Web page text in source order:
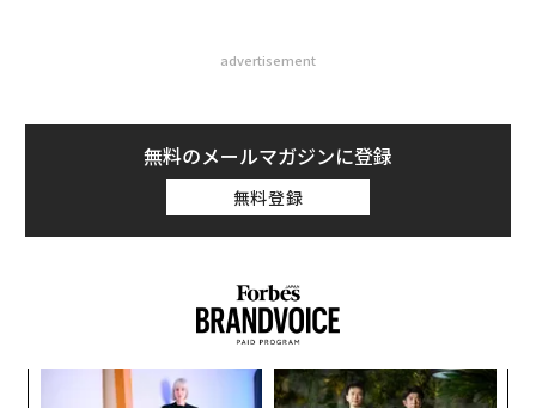
advertisement
無料のメールマガジンに登録
無料登録